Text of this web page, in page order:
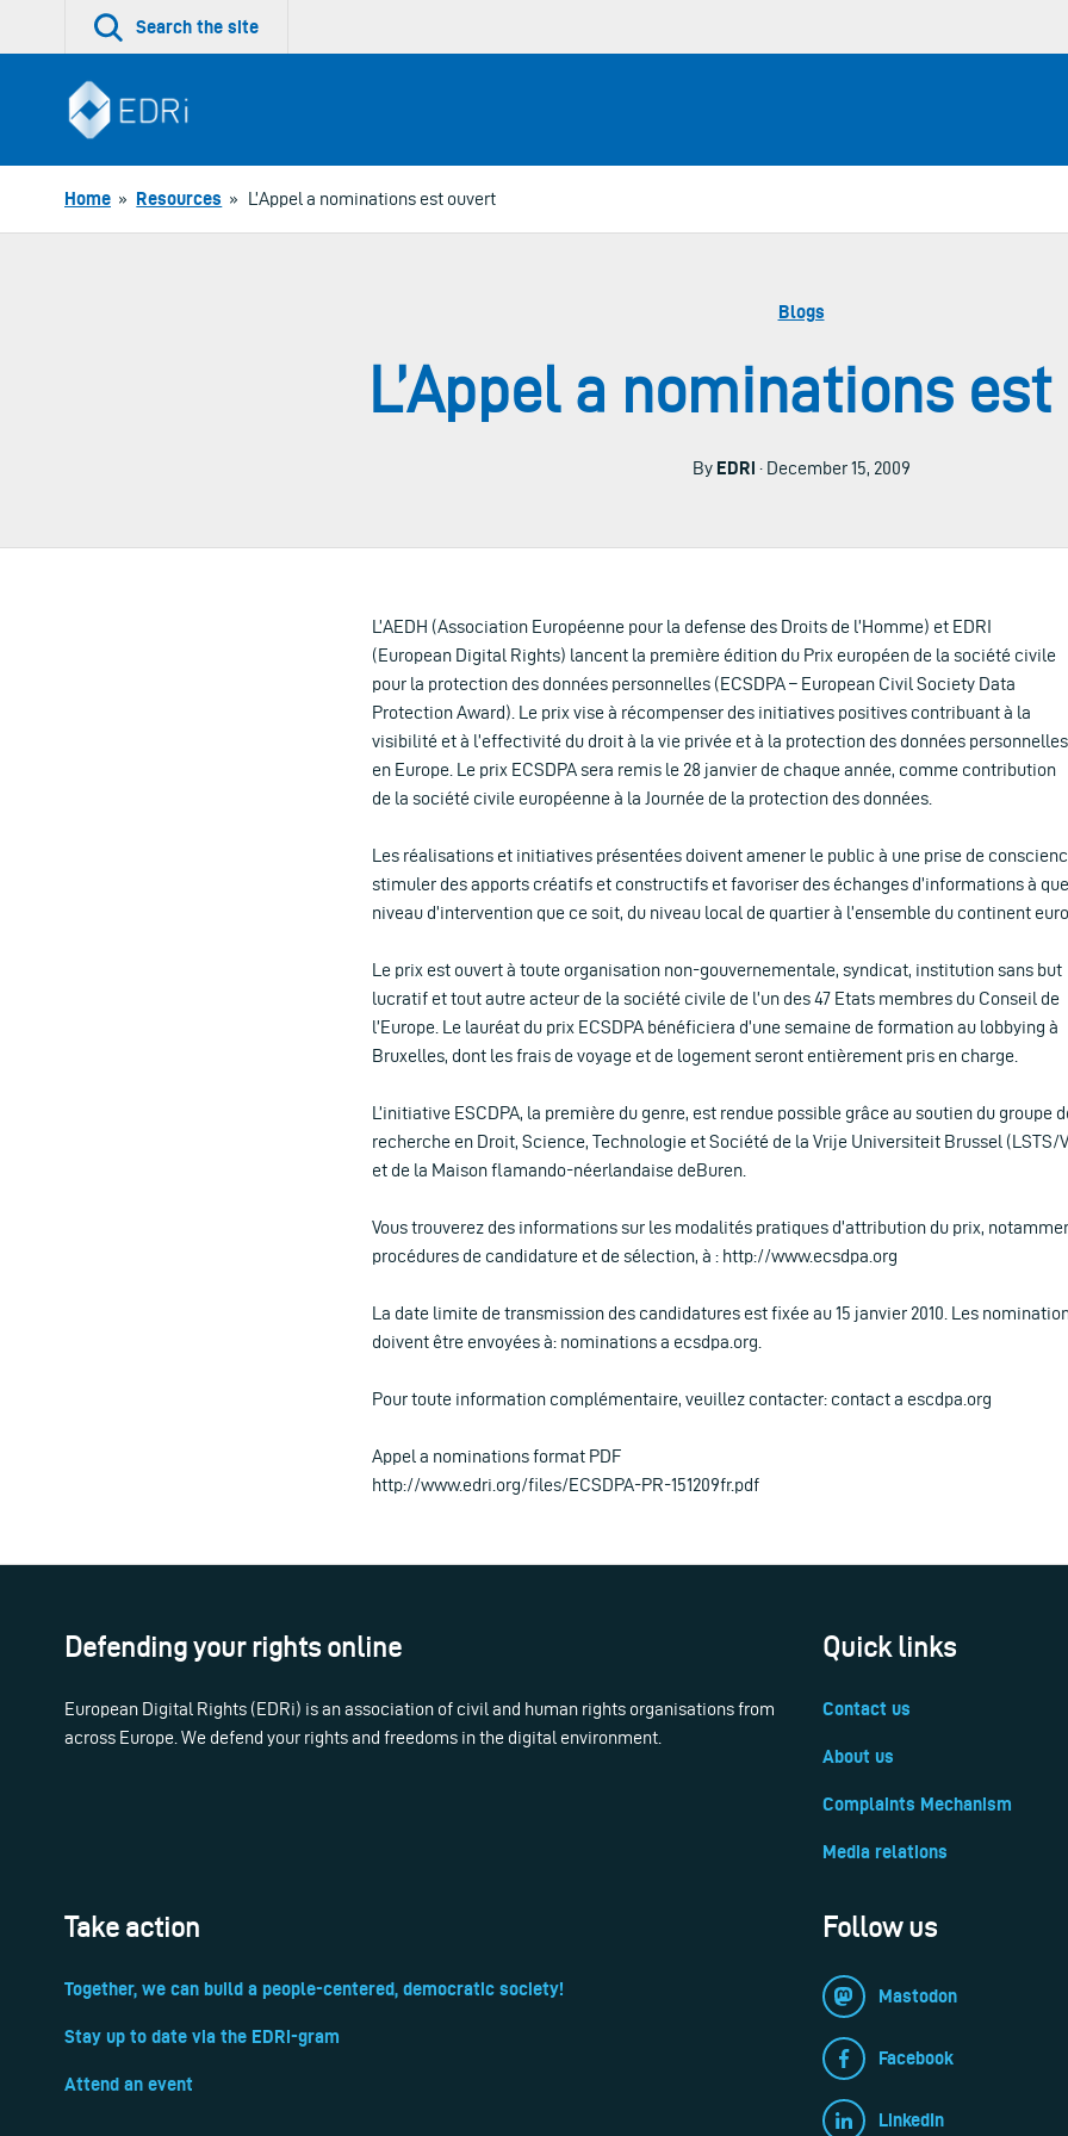
Search the site
Home » Resources » L’Appel a nominations est ouvert
Blogs
L’Appel a nominations
By EDRi · December 15, 2009
L’AEDH (Association Européenne pour la defense des Droits de l’Homme) et EDRI
(European Digital Rights) lancent la première édition du Prix européen de la société civile
pour la protection des données personnelles (ECSDPA – European Civil Society Data
Protection Award). Le prix vise à récompenser des initiatives positives contribuant à la
visibilité et à l’effectivité du droit à la vie privée et à la protection des données personnelles
en Europe. Le prix ECSDPA sera remis le 28 janvier de chaque année, comme contribution
de la société civile européenne à la Journée de la protection des données.
Les réalisations et initiatives présentées doivent amener le public à une prise de
stimuler des apports créatifs et constructifs et favoriser des échanges d’informations à
niveau d’intervention que ce soit, du niveau local de quartier à l’ensemble du continent
Le prix est ouvert à toute organisation non-gouvernementale, syndicat, institution sans but
lucratif et tout autre acteur de la société civile de l’un des 47 Etats membres du Conseil de
l’Europe. Le lauréat du prix ECSDPA bénéficiera d’une semaine de formation au lobbying à
Bruxelles, dont les frais de voyage et de logement seront entièrement pris en charge.
L’initiative ESCDPA, la première du genre, est rendue possible grâce au soutien du groupe
recherche en Droit, Science, Technologie et Société de la Vrije Universiteit Brussel (LSTS/
et de la Maison flamando-néerlandaise deBuren.
Vous trouverez des informations sur les modalités pratiques d’attribution du prix,
procédures de candidature et de sélection, à : http://www.ecsdpa.org
La date limite de transmission des candidatures est fixée au 15 janvier 2010. Les
doivent être envoyées à: nominations a ecsdpa.org.
Pour toute information complémentaire, veuillez contacter: contact a escdpa.org
Appel a nominations format PDF
http://www.edri.org/files/ECSDPA-PR-151209fr.pdf
Defending your rights online
European Digital Rights (EDRi) is an association of civil and human rights organisations from
across Europe. We defend your rights and freedoms in the digital environment.
Quick links
Contact us
About us
Complaints Mechanism
Media relations
Take action
Together, we can build a people-centered, democratic society!
Stay up to date via the EDRi-gram
Attend an event
Follow us
Mastodon
Facebook
LinkedIn